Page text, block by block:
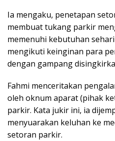
Ia mengaku, penetapan
membuat tukang parkir
memenuhi kebutuhan
mengikuti keinginan para
dengan gampang
Fahmi menceritakan
oleh oknum aparat (pihak
parkir. Kata jukir ini, ia
menyuarakan keluhan ke
setoran parkir.